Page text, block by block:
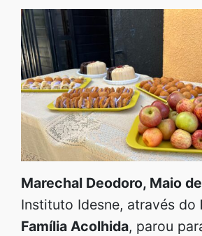
Marechal Deodoro, Maio
Instituto Idesne, através do
Família Acolhida, parou